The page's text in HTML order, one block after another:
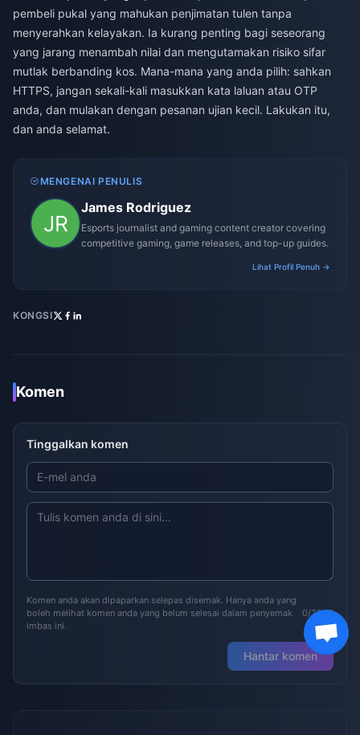
pembeli pukal yang mahukan penjimatan tulen tanpa
menyerahkan kelayakan. Ia kurang penting bagi seseorang
yang jarang menambah nilai dan mengutamakan risiko sifar
mutlak berbanding kos. Mana-mana yang anda pilih: sahkan
HTTPS, jangan sekali-kali masukkan kata laluan atau OTP
anda, dan mulakan dengan pesanan ujian kecil. Lakukan itu,
dan anda selamat.
MENGENAI PENULIS
James Rodriguez
Esports journalist and gaming content creator covering
competitive gaming, game releases, and top-up guides.
Lihat Profil Penuh →
KONGSI
Komen
Tinggalkan komen
Komen anda akan dipaparkan selepas disemak. Hanya anda yang
boleh melihat komen anda yang belum selesai dalam penyemak
imbas ini.
0/2000
Hantar komen